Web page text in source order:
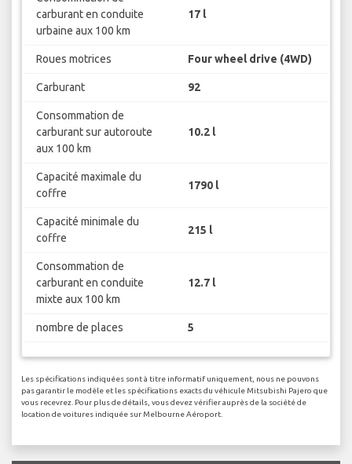
carburant en conduite
urbaine aux 100 km
17 l
Roues motrices Four wheel drive (4WD)
Carburant 92
Consommation de
carburant sur autoroute
aux 100 km
10.2 l
Capacité maximale du
coffre
1790 l
Capacité minimale du
coffre
215 l
Consommation de
carburant en conduite
mixte aux 100 km
12.7 l
nombre de places 5
Les spécifications indiquées sont à titre informatif uniquement, nous ne pouvons
pas garantir le modèle et les spécifications exacts du véhicule Mitsubishi Pajero que
vous recevrez. Pour plus de détails, vous devez vérifier auprès de la société de
location de voitures indiquée sur Melbourne Aéroport.